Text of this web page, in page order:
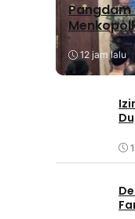
Pangdam
12 jam lalu